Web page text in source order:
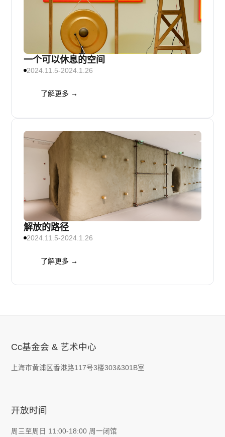
一个可以休息的空间
2024.11.5-2024.1.26
了解更多 →
解放的路径
2024.11.5-2024.1.26
了解更多 →
Cc基金会 & 艺术中心
上海市黄浦区香港路117号3楼303&301B室
开放时间
周三至周日 11:00-18:00 周一闭馆